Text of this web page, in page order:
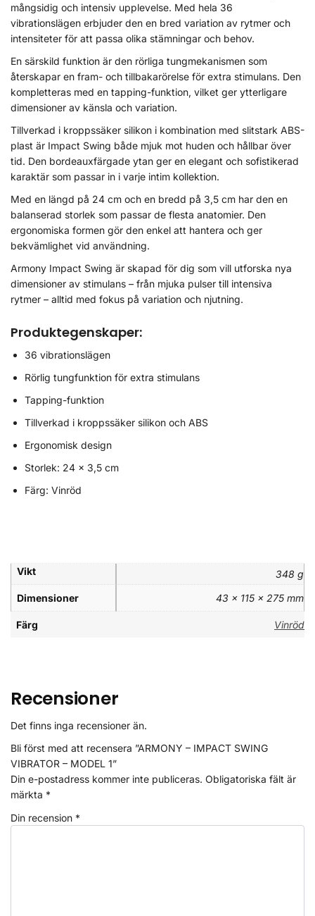
mångsidig och intensiv upplevelse. Med hela 36
vibrationslägen erbjuder den en bred variation av rytmer och
intensiteter för att passa olika stämningar och behov.
En särskild funktion är den rörliga tungmekanismen som
återskapar en fram- och tillbakarörelse för extra stimulans. Den
kompletteras med en tapping-funktion, vilket ger ytterligare
dimensioner av känsla och variation.
Tillverkad i kroppssäker silikon i kombination med slitstark ABS-
plast är Impact Swing både mjuk mot huden och hållbar över
tid. Den bordeauxfärgade ytan ger en elegant och sofistikerad
karaktär som passar in i varje intim kollektion.
Med en längd på 24 cm och en bredd på 3,5 cm har den en
balanserad storlek som passar de flesta anatomier. Den
ergonomiska formen gör den enkel att hantera och ger
bekvämlighet vid användning.
Armony Impact Swing är skapad för dig som vill utforska nya
dimensioner av stimulans – från mjuka pulser till intensiva
rytmer – alltid med fokus på variation och njutning.
Produktegenskaper:
36 vibrationslägen
Rörlig tungfunktion för extra stimulans
Tapping-funktion
Tillverkad i kroppssäker silikon och ABS
Ergonomisk design
Storlek: 24 x 3,5 cm
Färg: Vinröd
Vikt
348 g
Dimensioner
43 × 115 × 275 mm
Färg Vinröd
Recensioner
Det finns inga recensioner än.
Bli först med att recensera ”ARMONY – IMPACT SWING
VIBRATOR – MODEL 1”
Din e-postadress kommer inte publiceras. Obligatoriska fält är
märkta *
Din recension *